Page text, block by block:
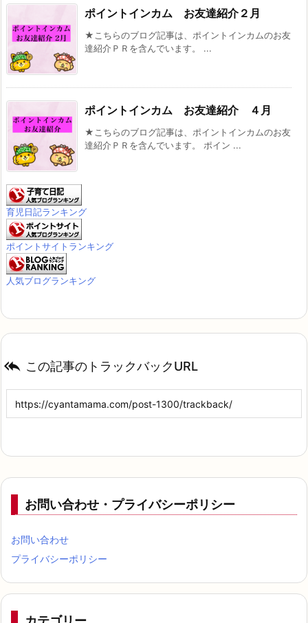
ポイントインカム お友達紹介２月
★こちらのブログ記事は、ポイントインカムのお友
達紹介ＰＲを含んでいます。 ...
ポイントインカム お友達紹介 ４月
★こちらのブログ記事は、ポイントインカムのお友
達紹介ＰＲを含んでいます。 ポイン ...
育児日記ランキング
ポイントサイトランキング
人気ブログランキング
 この記事のトラックバックURL
お問い合わせ・プライバシーポリシー
お問い合わせ
プライバシーポリシー